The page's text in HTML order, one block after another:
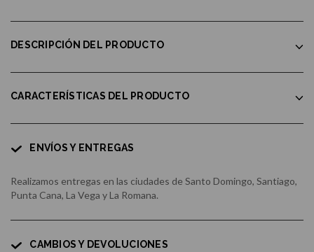
DESCRIPCIÓN DEL PRODUCTO
CARACTERÍSTICAS DEL PRODUCTO
ENVÍOS Y ENTREGAS
Realizamos entregas en las ciudades de Santo Domingo, Santiago,
Punta Cana, La Vega y La Romana.
CAMBIOS Y DEVOLUCIONES